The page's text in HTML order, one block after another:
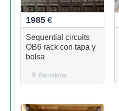
1985 €
Sequential circuits
OB6 rack con tapa y
bolsa
Barcelona